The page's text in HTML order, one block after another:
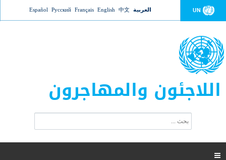
Jump to navigation UN العربية 中文
English
Français
Русский
Español
اللاجئون والمهاجرون
ت
ب
